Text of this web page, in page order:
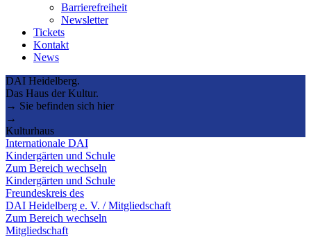
Barrierefreiheit
Newsletter
Tickets
Kontakt
News
DAI Heidelberg.
Das Haus der Kultur.
→ Sie befinden sich hier
→
Kulturhaus
Internationale DAI
Kindergärten und Schule
Zum Bereich wechseln
Kindergärten und Schule
Freundeskreis des
DAI Heidelberg e. V. / Mitgliedschaft
Zum Bereich wechseln
Mitgliedschaft